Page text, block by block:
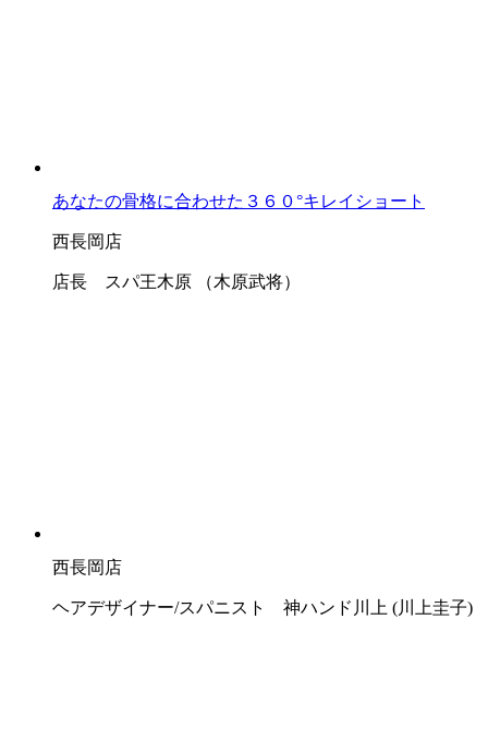
あなたの骨格に合わせた３６０°キレイショート
西長岡店
店長 スパ王木原 （木原武将）
西長岡店
ヘアデザイナー/スパニスト 神ハンド川上 (川上圭子)